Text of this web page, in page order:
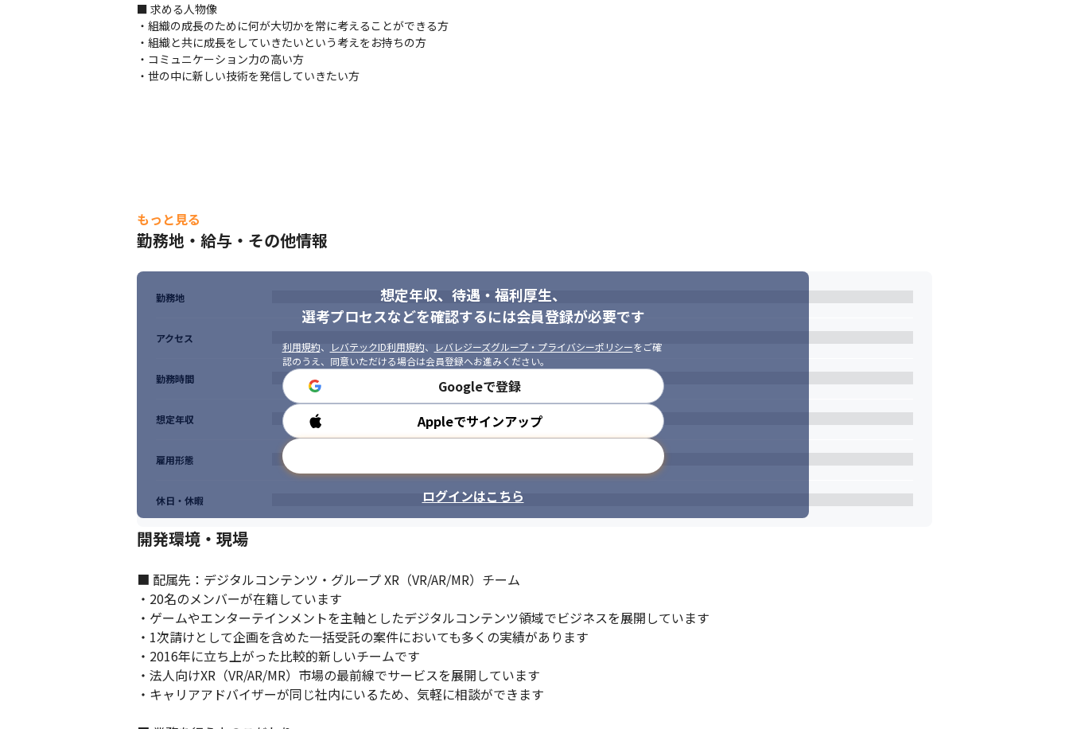
勉強会を活発に開催しています。 定期的に1on1を行っています。
■ 求める人物像
・組織の成長のために何が大切かを常に考えることができる方
・組織と共に成長をしていきたいという考えをお持ちの方
・コミュニケーション力の高い方
・世の中に新しい技術を発信していきたい方
もっと見る
勤務地・給与・その他情報
想定年収、待遇・福利厚生、
選考プロセスなどを確認するには会員登録が必要です
利用規約、 レバテックID利用規約、 レバレジーズグループ・プライバシーポリシーをご確
認のうえ、同意いただける場合は会員登録へお進みください。
Googleで登録
Appleでサインアップ
ログインはこちら
勤務地
アクセス
勤務時間
想定年収
雇用形態
休日・休暇
開発環境・現場
■ 配属先：デジタルコンテンツ・グループ XR（VR/AR/MR）チーム
・20名のメンバーが在籍しています
・ゲームやエンターテインメントを主軸としたデジタルコンテンツ領域でビジネスを展開しています
・1次請けとして企画を含めた一括受託の案件においても多くの実績があります
・2016年に立ち上がった比較的新しいチームです
・法人向けXR（VR/AR/MR）市場の最前線でサービスを展開しています
・キャリアアドバイザーが同じ社内にいるため、気軽に相談ができます